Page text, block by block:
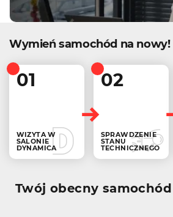
Wymień samochód na nowy!
01
WIZYTA W
SALONIE
DYNAMICA
02
SPRAWDZENIE
STANU
TECHNICZNEGO
Twój obecny samochód